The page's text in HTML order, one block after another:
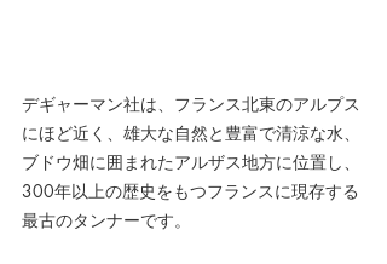
デギャーマン社は、フランス北東のアルプス
にほど近く、雄大な自然と豊富で清涼な水、
ブドウ畑に囲まれたアルザス地方に位置し、
300年以上の歴史をもつフランスに現存する
最古のタンナーです。